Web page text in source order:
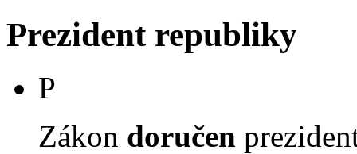
Prezident republiky
P
Zákon doručen